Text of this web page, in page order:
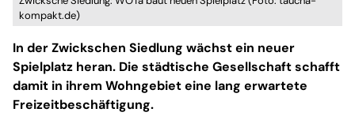
kompakt.de)
In der Zwickschen Siedlung wächst ein neuer
Spielplatz heran. Die städtische Gesellschaft schafft
damit in ihrem Wohngebiet eine lang erwartete
Freizeitbeschäftigung.